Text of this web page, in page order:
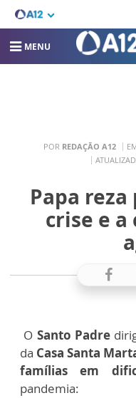
MENU
POR REDAÇÃO A12
Papa
crise e a
O Santo Padre
da Casa Santa
famílias em
pandemia: